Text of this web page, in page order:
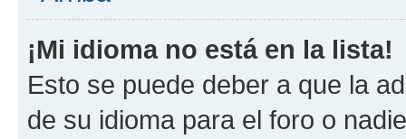
¡Mi idioma no está en la lista!
Esto se puede deber a que la
de su idioma para el foro o